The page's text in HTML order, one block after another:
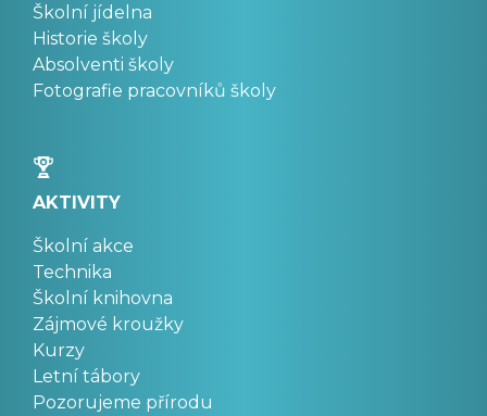
Školní jídelna
Historie školy
Absolventi školy
Fotografie pracovníků školy
AKTIVITY
Školní akce
Technika
Školní knihovna
Zájmové kroužky
Kurzy
Letní tábory
Pozorujeme přírodu